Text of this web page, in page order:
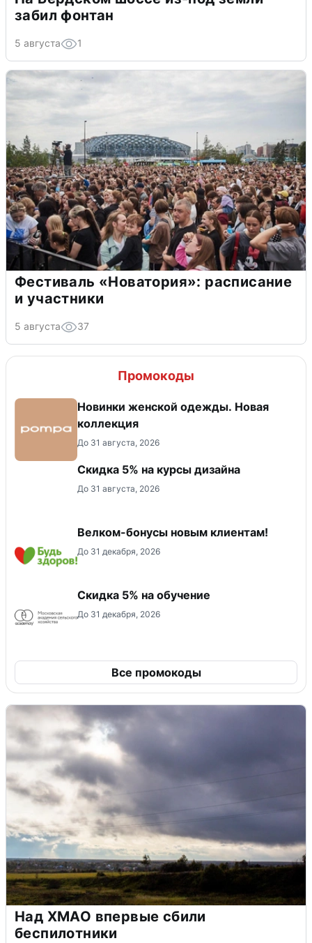
забил фонтан
5 августа 1
Фестиваль «Новатория»: расписание
и участники
5 августа 37
Промокоды
Новинки женской одежды. Новая
коллекция
До 31 августа, 2026
Скидка 5% на курсы дизайна
До 31 августа, 2026
Велком-бонусы новым клиентам!
До 31 декабря, 2026
Скидка 5% на обучение
До 31 декабря, 2026
Все промокоды
Над ХМАО впервые сбили
беспилотники